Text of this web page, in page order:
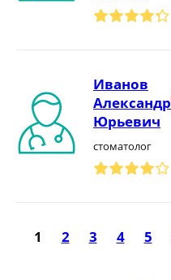
Иванов
Александр
Юрьевич
стоматолог
1 2 3 4 5